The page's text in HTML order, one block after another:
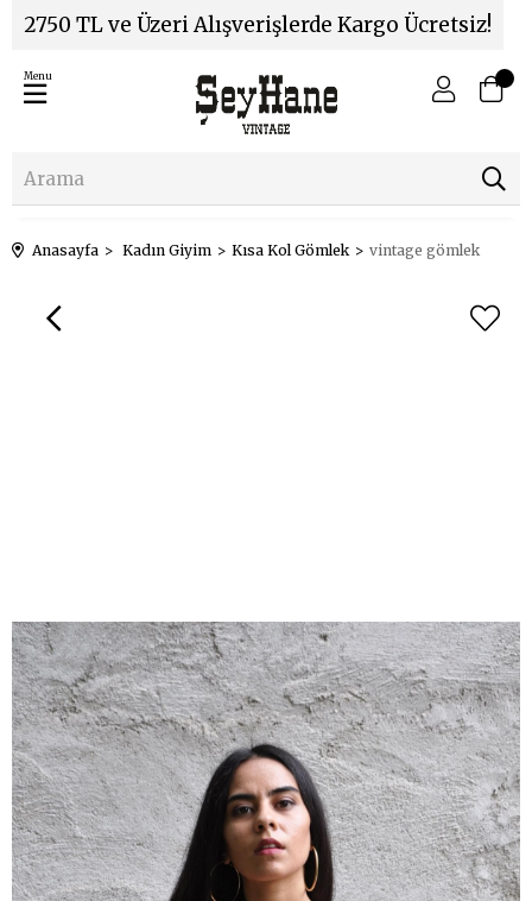
2750 TL ve Üzeri Alışverişlerde Kargo Ücretsiz!
Menu
Anasayfa Kadın Giyim Kısa Kol Gömlek vintage gömlek